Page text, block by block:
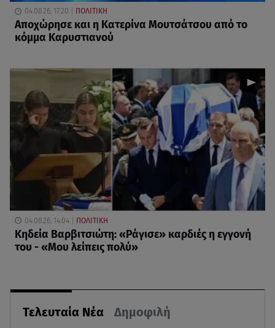
Τελευταία Νέα Δημοφιλή
04.08.26, 17:20 ΠΟΛΙΤΙΚΗ
Αποχώρησε και η Κατερίνα Μουτσάτσου από το
κόμμα Καρυστιανού
04.08.26, 14:04 ΠΟΛΙΤΙΚΗ
Κηδεία Βαρβιτσιώτη: «Ράγισε» καρδιές η εγγονή
του - «Μου λείπεις πολύ»